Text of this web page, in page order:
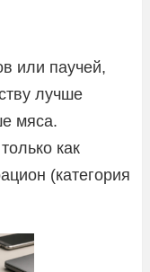
или паучей,
лучше
мяса.
как
(категория